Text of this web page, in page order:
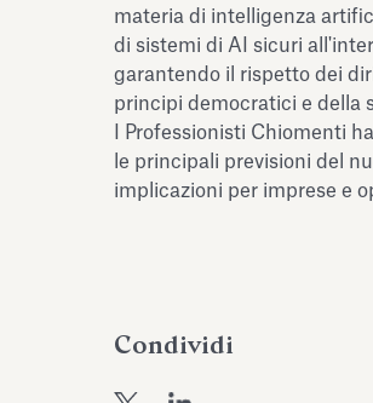
materia di intelligenza
di sistemi di AI sicuri
garantendo il rispetto dei
principi democratici e della
I Professionisti Chiomenti
le principali previsioni del
implicazioni per imprese e
Condividi